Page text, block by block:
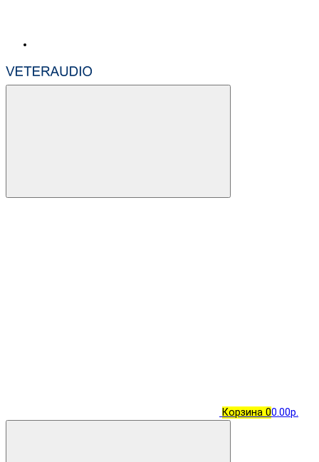
Корзина 00.00р.